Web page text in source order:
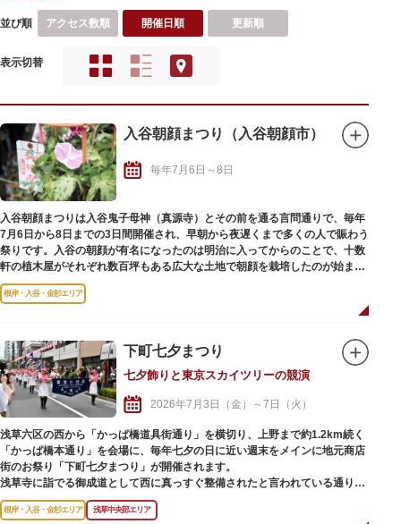
並び順 アクセス数順 開催日順 更新順
表示切替
入谷朝顔まつり（入谷朝顔市）
毎年7月6日～8日
入谷朝顔まつりは入谷鬼子母神（真源寺）とその前を通る言問通りで、毎年
7月6日から8日までの3日間開催され、早朝から夜遅くまで多くの人で賑わう
祭りです。入谷の朝顔が有名になったのは明治に入ってからのことで、十数
軒の植木屋がそれぞれ数百坪もある広大な土地で朝顔を栽培したのが始まり
です。
入谷鬼子母神に隣接するさかもと朝顔広場では、「ふるさと交流物産展」が
根岸・入谷・金杉エリア
下町七夕まつり
七夕飾りと東京スカイツリーの競演
2026年7月3日（金）～7日（火）
浅草六区の西から「かっぱ橋道具街通り」を横切り、上野まで約1.2km続く
「かっぱ橋本通り」を会場に、毎年七夕の日に近い週末をメインに地元商店
街のお祭り「下町七夕まつり」が開催されます。
浅草寺に詣でる御成道として西に真っすぐ整備されたと言われている通りは
七夕飾りで彩られ、正面に見える東京スカイツリーとの競演を写真に収める
人も。
根岸・入谷・金杉エリア 浅草中央部エリア